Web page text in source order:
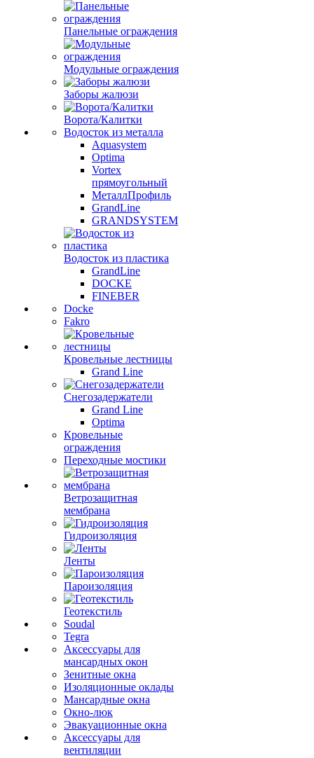
Панельные ограждения
Модульные ограждения
Заборы жалюзи
Ворота/Калитки
Водосток из металла
Aquasystem
Optima
Vortex
прямоугольный
МеталлПрофиль
GrandLine
GRANDSYSTEM
Водосток из пластика
GrandLine
DOCKE
FINEBER
Docke
Fakro
Кровельные лестницы
Grand Line
Снегозадержатели
Grand Line
Optima
Кровельные
ограждения
Переходные мостики
Ветрозащитная
мембрана
Гидроизоляция
Ленты
Пароизоляция
Геотекстиль
Soudal
Tegra
Аксессуары для
мансардных окон
Зенитные окна
Изоляционные оклады
Мансардные окна
Окно-люк
Эвакуационные окна
Аксессуары для
вентиляции